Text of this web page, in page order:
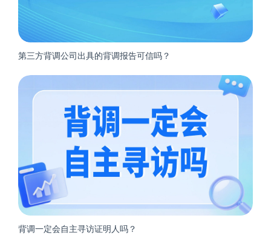
第三方背调公司出具的背调报告可信吗？
背调一定会自主寻访证明人吗？